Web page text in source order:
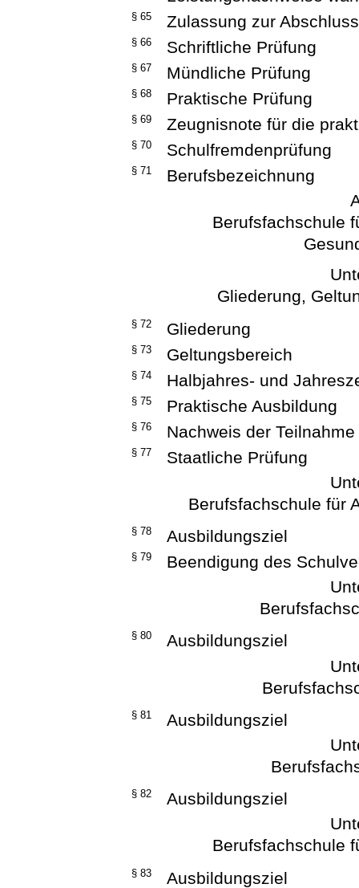
§ 65 Zulassung zur
§ 66 Schriftliche Prüfung
§ 67 Mündliche Prüfung
§ 68 Praktische Prüfung
§ 69 Zeugnisnote für die
§ 70 Schulfremdenprüfung
§ 71
Berufsbezeichnung
Berufsfachschule
Gliederung,
§ 72 Gliederung
§ 73 Geltungsbereich
§ 74 Halbjahres- und
§ 75 Praktische Ausbildung
§ 76 Nachweis der Teilnahme
§ 77
Staatliche Prüfung
Berufsfachschule für
§ 78 Ausbildungsziel
§ 79
Beendigung des
§ 80
Ausbildungsziel
§ 81
Ausbildungsziel
§ 82
Ausbildungsziel
Berufsfachschule
§ 83 Ausbildungsziel